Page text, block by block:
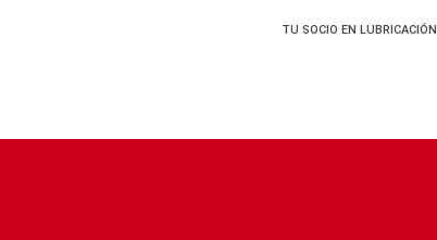
TU SOCIO EN LUBRICACIÓN